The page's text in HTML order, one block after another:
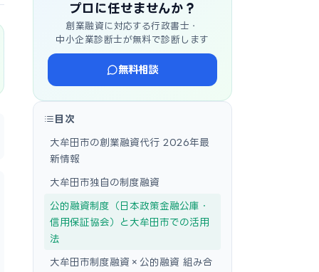
プロに任せませんか？
創業融資に対応する行政書士・
中小企業診断士が無料で診断します
無料相談
目次
大牟田市の創業融資代行 2026年最
新情報
大牟田市独自の制度融資
公的融資制度（日本政策金融公庫・
信用保証協会）と大牟田市での活用
法
大牟田市制度融資×公的融資 組み合